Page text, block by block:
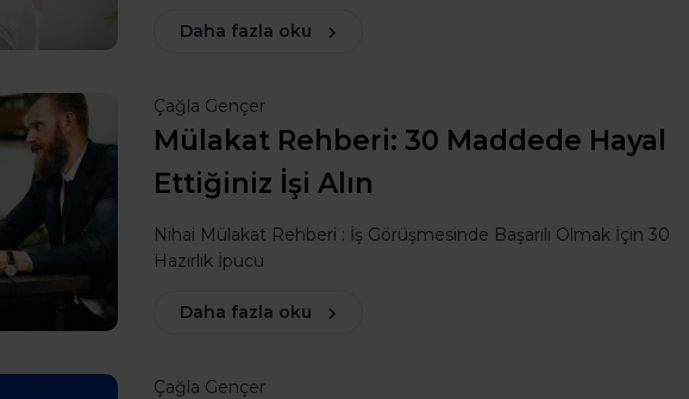
Daha fazla oku
Çağla Gençer
Mülakat Rehberi: 30 Maddede Hayal
Ettiğiniz İşi Alın
Nihai Mülakat Rehberi : İş Görüşmesinde Başarılı Olmak İçin 30
Hazırlık İpucu
Daha fazla oku
Çağla Gençer